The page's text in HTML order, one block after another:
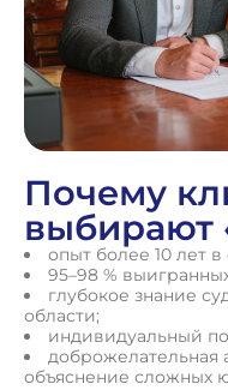
Почему
выбирают
опыт более 10 лет
95–98 %
глубокое знание
области;
индивидуальный
доброжелательная
объяснение сложных